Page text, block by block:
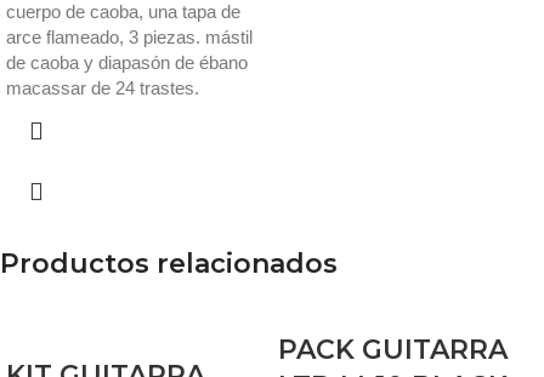
cuerpo de caoba, una tapa de
arce flameado, 3 piezas. mástil
de caoba y diapasón de ébano
macassar de 24 trastes.
Productos relacionados
PACK GUITARRA